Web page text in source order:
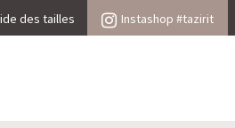
des tailles Instashop #tazirit